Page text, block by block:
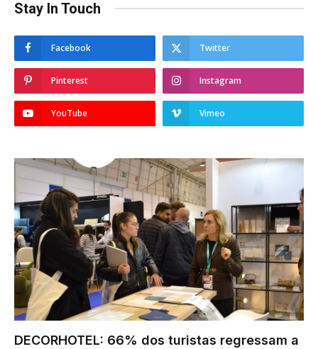
Stay In Touch
Facebook Twitter
Pinterest Instagram
YouTube Vimeo
DECORHOTEL: 66% dos turistas regressam a